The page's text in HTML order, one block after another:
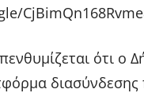
ότι ο
διασύνδεσης